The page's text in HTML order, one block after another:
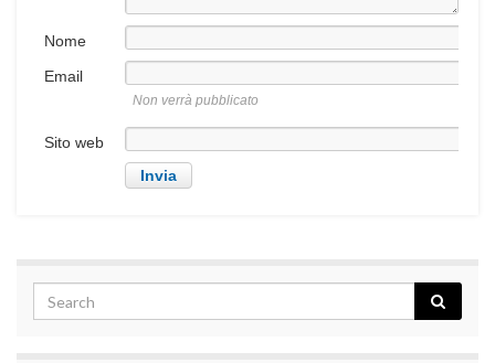
Nome
Email
Non verrà pubblicato
Sito web